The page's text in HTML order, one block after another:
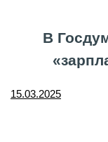
В
15.03.2025